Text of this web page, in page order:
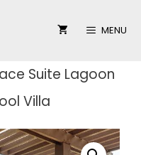
MENU
Suite Lagoon
Villa